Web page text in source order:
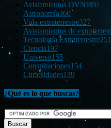
Avistamientos OVNI891
Astronomía360
Vida extraterrestre327
Avistamientos de
Tecnología Extraterrestre251
Ciencia197
Universo155
Conspiraciones154
Curiosidades139
¿Qué es lo que buscas?